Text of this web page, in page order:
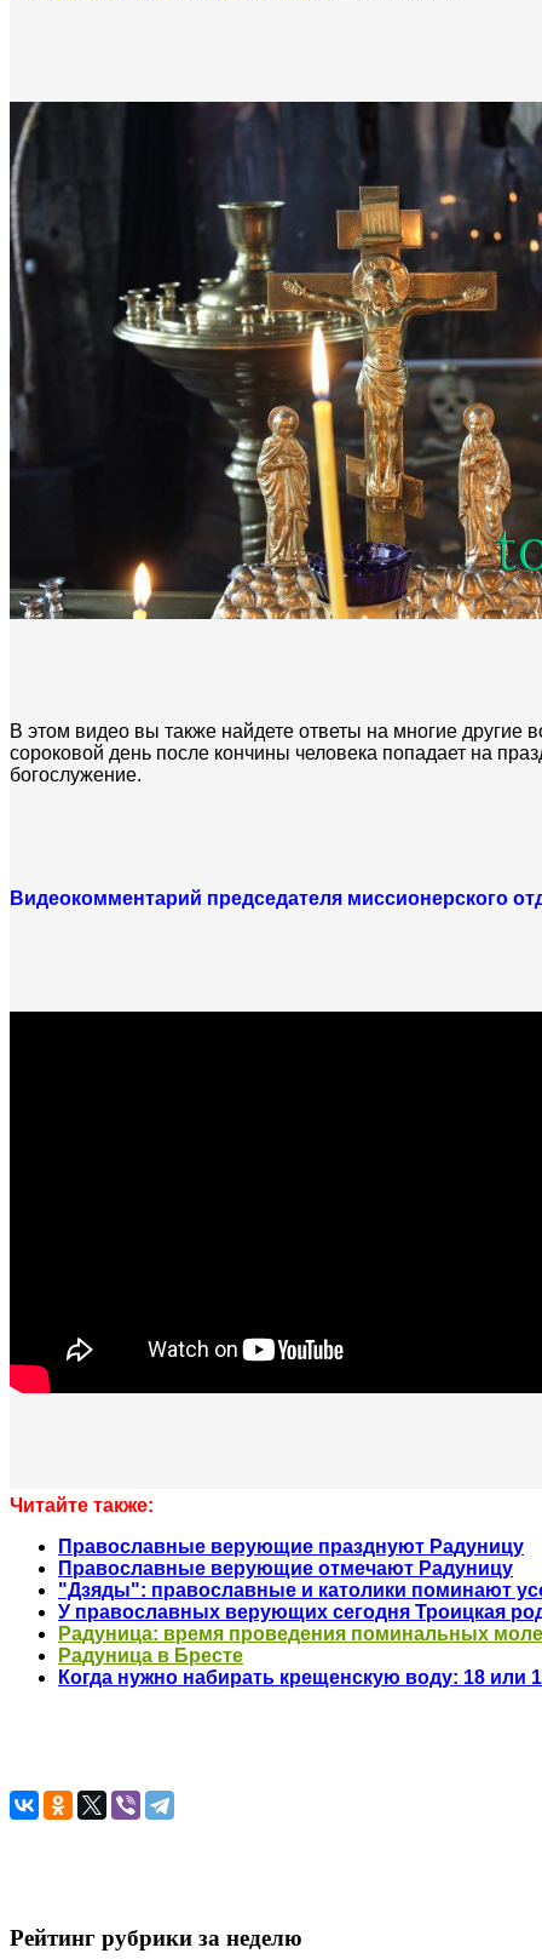
В этом видео вы также найдете ответы на многие другие
сороковой день после кончины человека попадает на
богослужение.
Видеокомментарий председателя миссионерского
Читайте также:
Православные верующие празднуют Радуницу
Православные верующие отмечают Радуницу
"Дзяды": православные и католики поминают
У православных верующих сегодня Троицкая
Радуница: время проведения поминальных
Радуница в Бресте
Когда нужно набирать крещенскую воду: 18 или
Рейтинг рубрики за неделю